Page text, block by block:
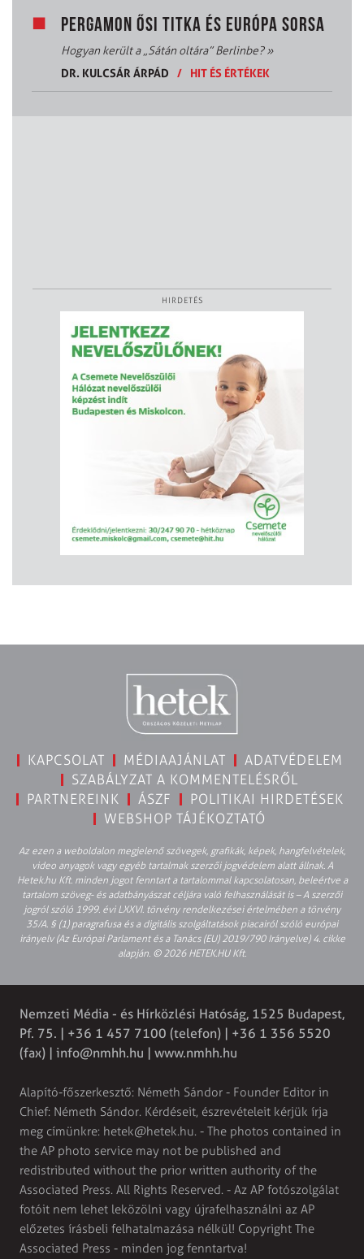
PERGAMON ŐSI TITKA ÉS EURÓPA SORSA
Hogyan került a „Sátán oltára” Berlinbe?»
DR. KULCSÁR ÁRPÁD
/ HIT ÉS ÉRTÉKEK
HIRDETÉS
KAPCSOLAT MÉDIAAJÁNLAT
ADATVÉDELEM
SZABÁLYZAT A KOMMENTELÉSRŐL
PARTNEREINK
ÁSZF
POLITIKAI HIRDETÉSEK
WEBSHOP TÁJÉKOZTATÓ
Az ezen a weboldalon megjelenő szövegek, grafikák, képek, hangfelvételek,
video anyagok vagy egyéb tartalmak szerzői jogvédelem alatt állnak. A
Hetek.hu Kft. minden jogot fenntart a tartalommal kapcsolatosan, beleértve a
tartalom szöveg- és adatbányászat céljára való felhasználását is – A szerzői
jogról szóló 1999. évi LXXVI. törvény rendelkezései értelmében a törvény
35/A. § (1) paragrafusa és a digitális szolgáltatások piacairól szóló európai
irányelv (Az Európai Parlament és a Tanács (EU) 2019/790 Irányelve) 4. cikke
alapján. © 2026 HETEK.HU Kft.
Nemzeti Média - és Hírközlési Hatóság, 1525 Budapest,
Pf. 75. | +36 1 457 7100 (telefon) | +36 1 356 5520
(fax) | info@nmhh.hu | www.nmhh.hu
Alapító-főszerkesztő: Németh Sándor - Founder Editor in
Chief: Németh Sándor. Kérdéseit, észrevételeit kérjük írja
meg címünkre: hetek@hetek.hu. - The photos contained in
the AP photo service may not be published and
redistributed without the prior written authority of the
Associated Press. All Rights Reserved. - Az AP fotószolgálat
fotóit nem lehet leközölni vagy újrafelhasználni az AP
előzetes írásbeli felhatalmazása nélkül! Copyright The
Associated Press - minden jog fenntartva!